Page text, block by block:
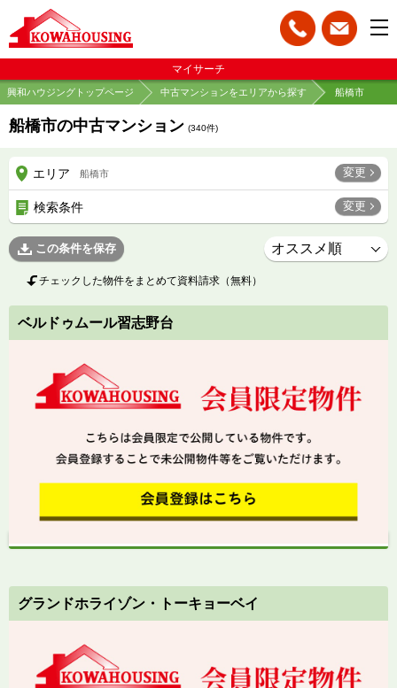
マイサーチ
興和ハウジングトップページ 中古マンションをエリアから探す 船橋市
船橋市の中古マンション (340件)
エリア 船橋市 変更
検索条件 変更
この条件を保存
チェックした物件をまとめて資料請求（無料）
ベルドゥムール習志野台
グランドホライゾン・トーキョーベイ